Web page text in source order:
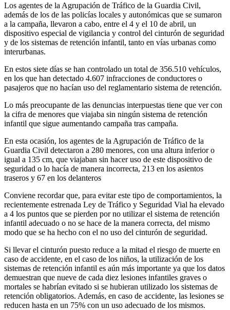
Los agentes de la Agrupación de Tráfico de la Guardia Civil,
además de los de las policías locales y autonómicas que se sumaron
a la campaña, llevaron a cabo, entre el 4 y el 10 de abril, un
dispositivo especial de vigilancia y control del cinturón de seguridad
y de los sistemas de retención infantil, tanto en vías urbanas como
interurbanas.
En estos siete días se han controlado un total de 356.510 vehículos,
en los que han detectado 4.607 infracciones de conductores o
pasajeros que no hacían uso del reglamentario sistema de retención.
Lo más preocupante de las denuncias interpuestas tiene que ver con
la cifra de menores que viajaba sin ningún sistema de retención
infantil que sigue aumentando campaña tras campaña.
En esta ocasión, los agentes de la Agrupación de Tráfico de la
Guardia Civil detectaron a 280 menores, con una altura inferior o
igual a 135 cm, que viajaban sin hacer uso de este dispositivo de
seguridad o lo hacía de manera incorrecta, 213 en los asientos
traseros y 67 en los delanteros
Conviene recordar que, para evitar este tipo de comportamientos, la
recientemente estrenada Ley de Tráfico y Seguridad Vial ha elevado
a 4 los puntos que se pierden por no utilizar el sistema de retención
infantil adecuado o no se hace de la manera correcta, del mismo
modo que se ha hecho con el no uso del cinturón de seguridad.
Si llevar el cinturón puesto reduce a la mitad el riesgo de muerte en
caso de accidente, en el caso de los niños, la utilización de los
sistemas de retención infantil es aún más importante ya que los datos
demuestran que nueve de cada diez lesiones infantiles graves o
mortales se habrían evitado si se hubieran utilizado los sistemas de
retención obligatorios. Además, en caso de accidente, las lesiones se
reducen hasta en un 75% con un uso adecuado de los mismos.